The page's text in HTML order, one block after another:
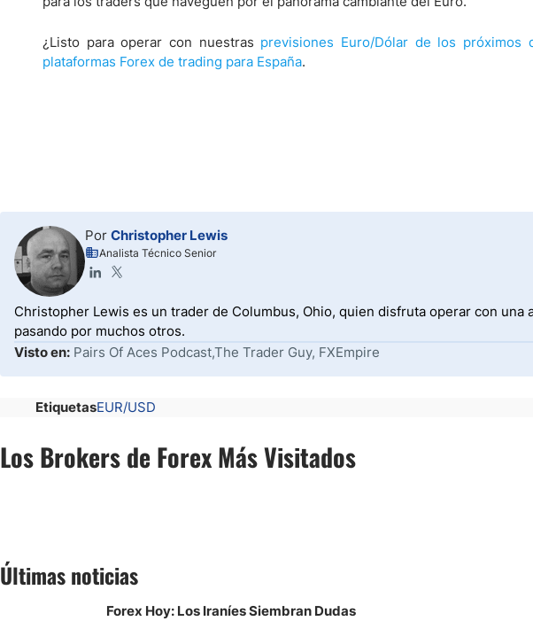
¿Listo para operar con nuestras previsiones Euro/Dólar de los próximos
plataformas Forex de trading para España.
Por Christopher Lewis
Analista Técnico Senior
Christopher Lewis es un trader de Columbus, Ohio, quien disfruta operar con una
pasando por muchos otros.
Visto en: Pairs Of Aces Podcast,The Trader Guy, FXEmpire
EtiquetasEUR/USD
Los Brokers de Forex Más Visitados
Últimas noticias
Forex Hoy: Los Iraníes Siembran Dudas